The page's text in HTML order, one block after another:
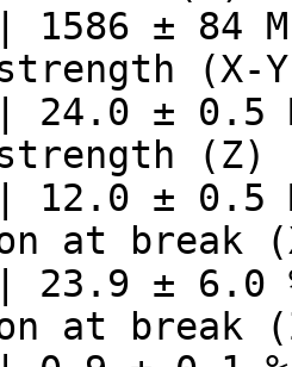
| 1586 ± 84
strength
| 24.0 ± 0.5
strength
| 12.0 ± 0.5
at
| 23.9 ±
at